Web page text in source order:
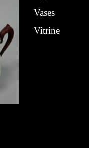
Vases
Vitrine